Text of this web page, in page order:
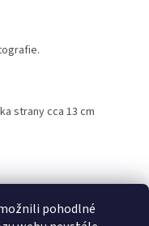
pohodlné
strany cca 13 cm